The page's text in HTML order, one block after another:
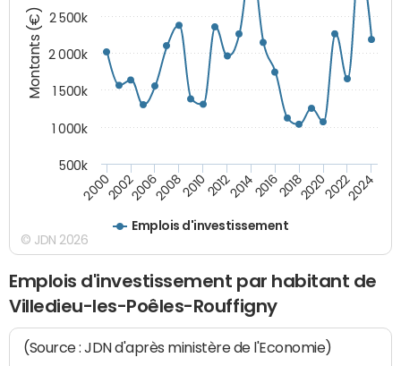
Montants (€)
Emplois d'investissement
200020022006200820102012201420162018202020222024
500k
1 000k
1 500k
2 000k
2 500k
© JDN 2026
Emplois d'investissement par habitant de
Villedieu-les-Poêles-Rouffigny
(Source : JDN d'après ministère de l'Economie)